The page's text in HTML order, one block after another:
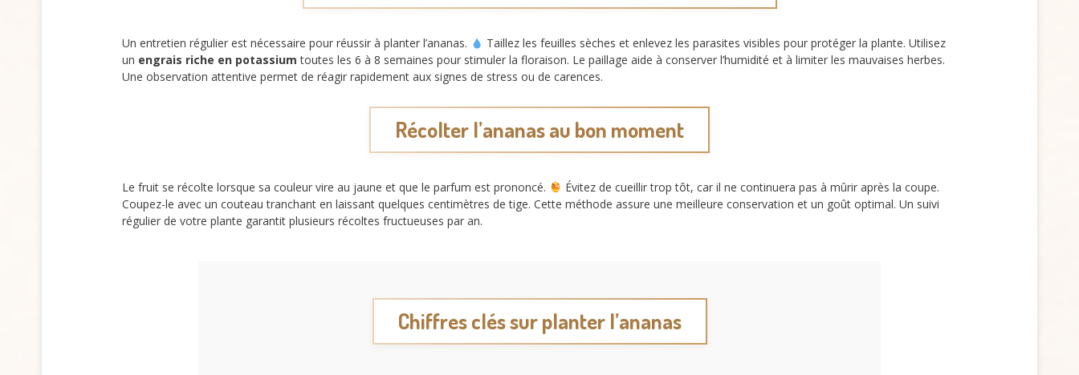
Un entretien régulier est nécessaire pour réussir à planter l’ananas.
Taillez les feuilles sèches et enlevez les parasites visibles pour protéger la plante. Utilisez
un engrais riche en potassium toutes les 6 à 8 semaines pour stimuler la floraison. Le paillage aide à conserver l’humidité et à limiter les mauvaises herbes.
Une observation attentive permet de réagir rapidement aux signes de stress ou de carences.
Récolter l’ananas au bon moment
Le fruit se récolte lorsque sa couleur vire au jaune et que le parfum est prononcé.
Évitez de cueillir trop tôt, car il ne continuera pas à mûrir après la coupe.
Coupez-le avec un couteau tranchant en laissant quelques centimètres de tige. Cette méthode assure une meilleure conservation et un goût optimal. Un suivi
régulier de votre plante garantit plusieurs récoltes fructueuses par an.
Chiffres clés sur planter l’ananas